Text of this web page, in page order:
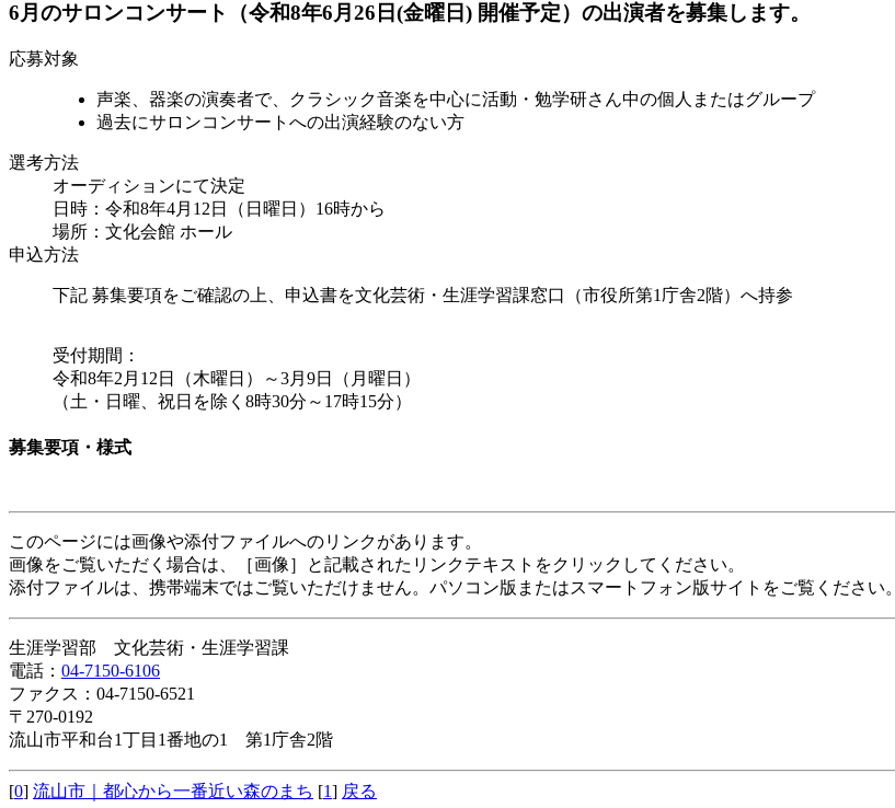
6月のサロンコンサート（令和8年6月26日(金曜日) 開催予定）の出演者を募集します。
応募対象
声楽、器楽の演奏者で、クラシック音楽を中心に活動・勉学研さん中の個人またはグループ
過去にサロンコンサートへの出演経験のない方
選考方法
オーディションにて決定
日時：令和8年4月12日（日曜日）16時から
場所：文化会館 ホール
申込方法
下記 募集要項をご確認の上、申込書を文化芸術・生涯学習課窓口（市役所第1庁舎2階）へ持参
受付期間：
令和8年2月12日（木曜日）～3月9日（月曜日）
（土・日曜、祝日を除く8時30分～17時15分）
募集要項・様式
このページには画像や添付ファイルへのリンクがあります。
画像をご覧いただく場合は、［画像］と記載されたリンクテキストをクリックしてください。
添付ファイルは、携帯端末ではご覧いただけません。パソコン版またはスマートフォン版サイトをご覧ください。
生涯学習部 文化芸術・生涯学習課
電話： 04-7150-6106
ファクス：04-7150-6521
〒270-0192
流山市平和台1丁目1番地の1 第1庁舎2階
[0] 流山市｜都心から一番近い森のまち [1] 戻る